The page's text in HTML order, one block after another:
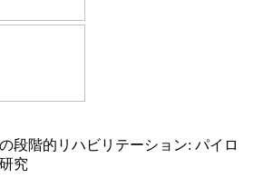
段階的リハビリテーション: パイロ
究